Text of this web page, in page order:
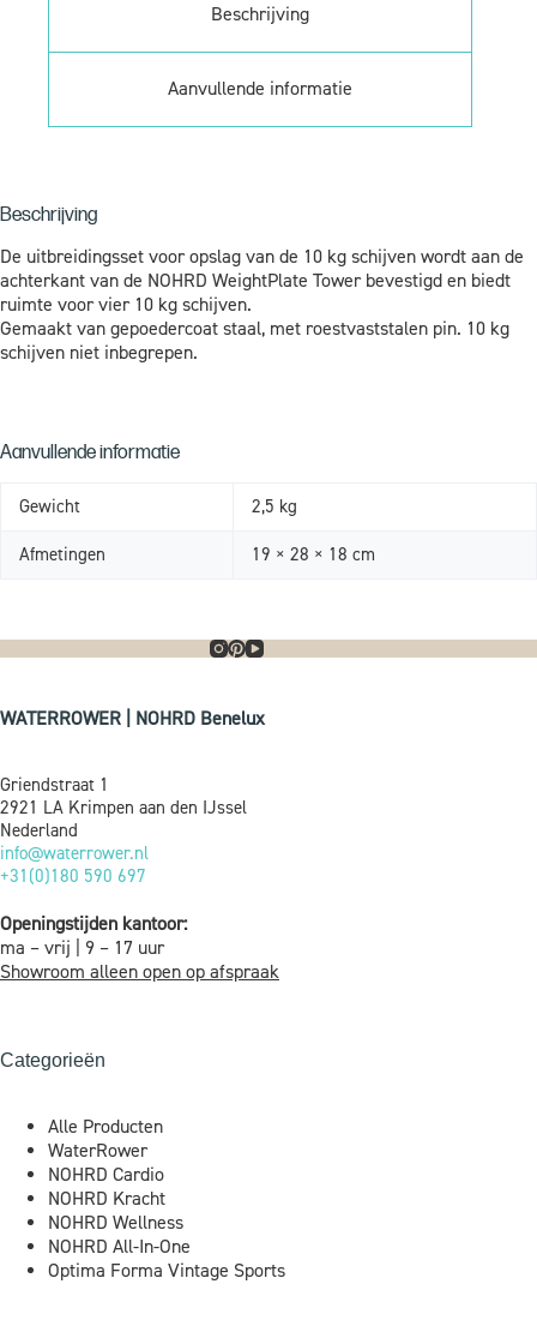
Beschrijving
Aanvullende informatie
Beschrijving
De uitbreidingsset voor opslag van de 10 kg schijven wordt aan de
achterkant van de NOHRD WeightPlate Tower bevestigd en biedt
ruimte voor vier 10 kg schijven.
Gemaakt van gepoedercoat staal, met roestvaststalen pin. 10 kg
schijven niet inbegrepen.
Aanvullende informatie
Gewicht 2,5 kg
Afmetingen 19 × 28 × 18 cm
WATERROWER | NOHRD Benelux
Griendstraat 1
2921 LA Krimpen aan den IJssel
Nederland
info@waterrower.nl
+31(0)180 590 697
Openingstijden kantoor:
ma – vrij | 9 – 17 uur
Showroom alleen open op afspraak
Categorieën
Alle Producten
WaterRower
NOHRD Cardio
NOHRD Kracht
NOHRD Wellness
NOHRD All-In-One
Optima Forma Vintage Sports